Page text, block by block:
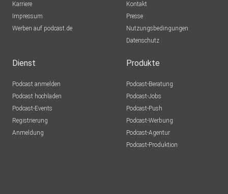
Karriere
Impressum
Werben auf podcast.de
Kontakt
Presse
Nutzungsbedingungen
Datenschutz
Dienst
Podcast anmelden
Podcast hochladen
Podcast-Events
Registrierung
Anmeldung
Produkte
Podcast-Beratung
Podcast-Jobs
Podcast-Push
Podcast-Werbung
Podcast-Agentur
Podcast-Produktion